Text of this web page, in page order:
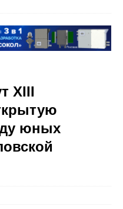
XIII
юных